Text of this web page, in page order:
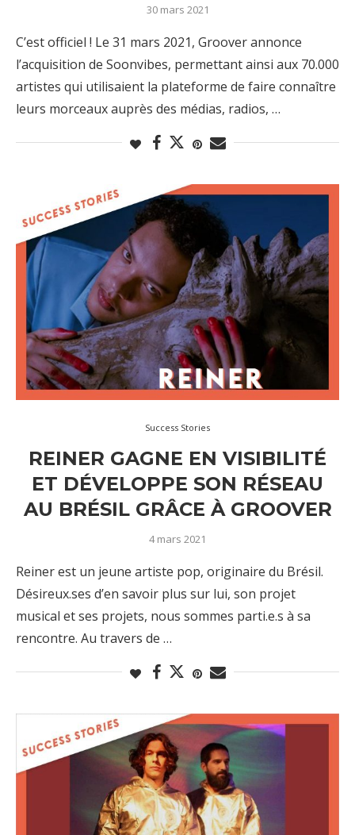
30 mars 2021
C’est officiel ! Le 31 mars 2021, Groover annonce
l’acquisition de Soonvibes, permettant ainsi aux 70.000
artistes qui utilisaient la plateforme de faire connaître
leurs morceaux auprès des médias, radios, …
Success Stories
REINER GAGNE EN VISIBILITÉ
ET DÉVELOPPE SON RÉSEAU
AU BRÉSIL GRÂCE À GROOVER
4 mars 2021
Reiner est un jeune artiste pop, originaire du Brésil.
Désireux.ses d’en savoir plus sur lui, son projet
musical et ses projets, nous sommes parti.e.s à sa
rencontre. Au travers de …